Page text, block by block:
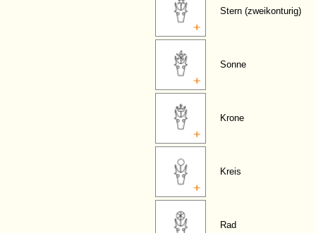
Stern (zweikonturig)
Sonne
Krone
Kreis
Rad